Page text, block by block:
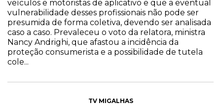
veículos e motoristas de aplicativo e que a eventual
vulnerabilidade desses profissionais não pode ser
presumida de forma coletiva, devendo ser analisada
caso a caso. Prevaleceu o voto da relatora, ministra
Nancy Andrighi, que afastou a incidência da
proteção consumerista e a possibilidade de tutela
cole...
TV MIGALHAS